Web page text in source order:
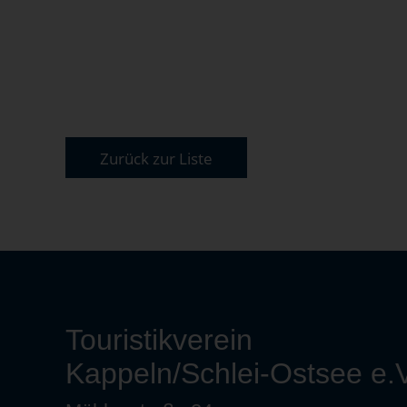
Zurück zur Liste
Touristikverein
Kappeln/Schlei-Ostsee